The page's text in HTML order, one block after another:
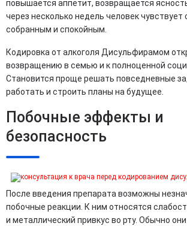
повышается аппетит, возвращается
через несколько недель человек чувствует
собранным и спокойным.
Кодировка от алкоголя Дисульфирамом
возвращению в семью и к полноценной
Становится проще решать повседневные
работать и строить планы на будущее.
Побочные эффекты и
безопасность
После введения препарата возможны
побочные реакции. К ним относятся
и металлический привкус во рту. Обычно